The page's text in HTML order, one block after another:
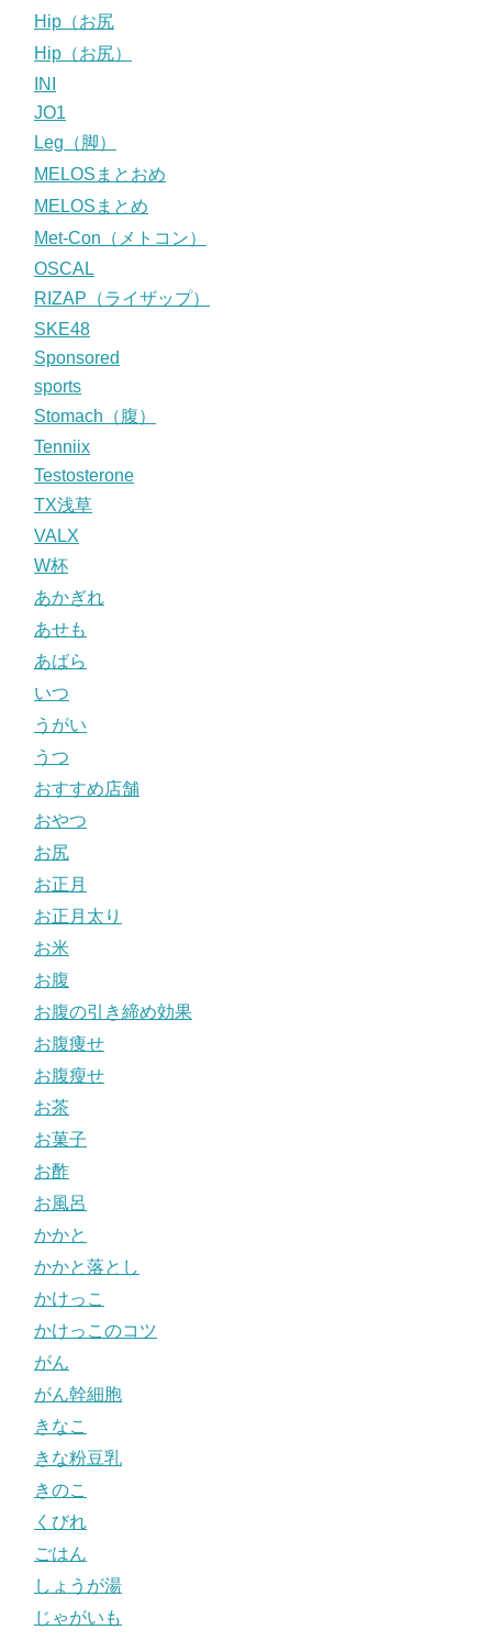
Hip（お尻
Hip（お尻）
INI
JO1
Leg（脚）
MELOSまとおめ
MELOSまとめ
Met-Con（メトコン）
OSCAL
RIZAP（ライザップ）
SKE48
Sponsored
sports
Stomach（腹）
Tenniix
Testosterone
TX浅草
VALX
W杯
あかぎれ
あせも
あばら
いつ
うがい
うつ
おすすめ店舗
おやつ
お尻
お正月
お正月太り
お米
お腹
お腹の引き締め効果
お腹痩せ
お腹瘦せ
お茶
お菓子
お酢
お風呂
かかと
かかと落とし
かけっこ
かけっこのコツ
がん
がん幹細胞
きなこ
きな粉豆乳
きのこ
くびれ
ごはん
しょうが湯
じゃがいも